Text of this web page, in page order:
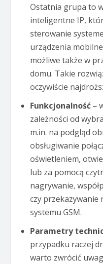
Ostatnia grupa to
inteligentne IP,
sterowanie
urządzenia
możliwe także w
domu. Takie
oczywiście
Funkcjonalność–
zależności od
m.in. na podgląd
obsługiwanie
oświetleniem,
lub za pomocą
nagrywanie,
czy przekazywanie
systemu GSM.
Parametry
przypadku raczej
warto zwrócić